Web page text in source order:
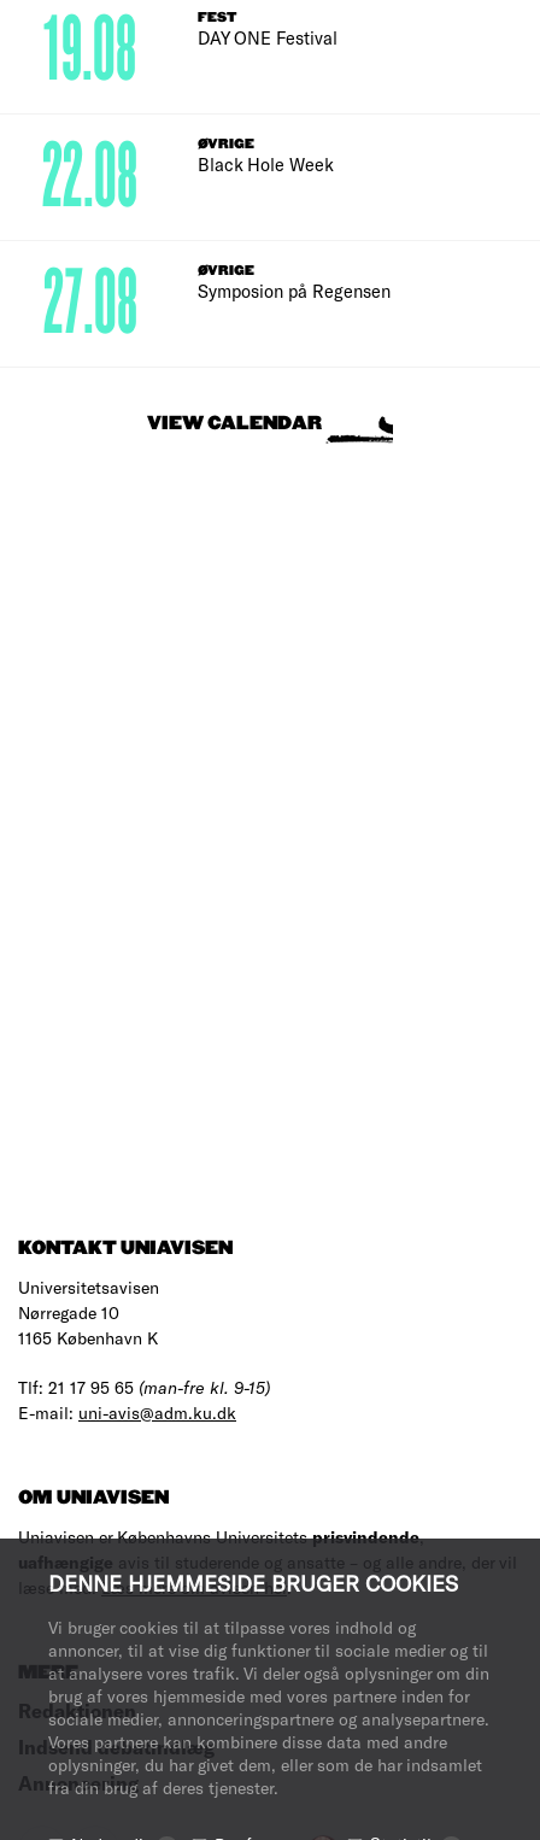
DENNE HJEMMESIDE BRUGER COOKIES
Vi bruger cookies til at tilpasse vores indhold og
annoncer, til at vise dig funktioner til sociale medier og til
at analysere vores trafik. Vi deler også oplysninger om din
brug af vores hjemmeside med vores partnere inden for
sociale medier, annonceringspartnere og analysepartnere.
Vores partnere kan kombinere disse data med andre
oplysninger, du har givet dem, eller som de har indsamlet
fra din brug af deres tjenester.
FEST
DAY ONE Festival
19.08
ØVRIGE
Black Hole Week
22.08
ØVRIGE
Symposion på Regensen
27.08
VIEW CALENDAR
KONTAKT UNIAVISEN
Universitetsavisen
Nørregade 10
1165 København K
Tlf: 21 17 95 65 (man-fre kl. 9-15)
E-mail: uni-avis@adm.ku.dk
OM UNIAVISEN
Uniavisen er Københavns Universitetsprisvindende,
uafhængige avis til studerende og ansatte – og alle andre, der vil
læse med.Læs mere om avisen her.
MERE
Redaktionen
Indsend debatindlæg
Annoncering